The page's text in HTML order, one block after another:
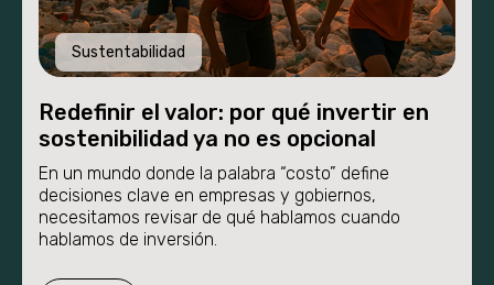
Nosotros
Novedades
Sustentabilidad
Redefinir el valor: por qué invertir en
sostenibilidad ya no es opcional
En un mundo donde la palabra “costo” define
decisiones clave en empresas y gobiernos,
necesitamos revisar de qué hablamos cuando
hablamos de inversión.